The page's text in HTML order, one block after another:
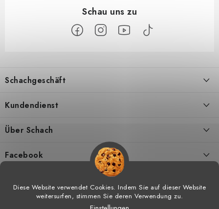
Diese Website verwendet Cookies. Indem Sie auf dieser Website
weitersurfen, stimmen Sie deren Verwendung zu.
ß
z
e
e
Schachgeschäft
Kontakt
Meine bestellung
Kundendienst
Geschäftsbedingungen
Hilfe bei Reklamationen
Über Schach
Schachtraining
Facebook